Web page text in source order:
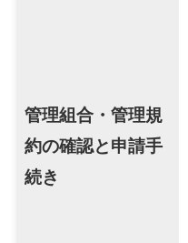
管理組合・管理規
約の確認と申請手
続き